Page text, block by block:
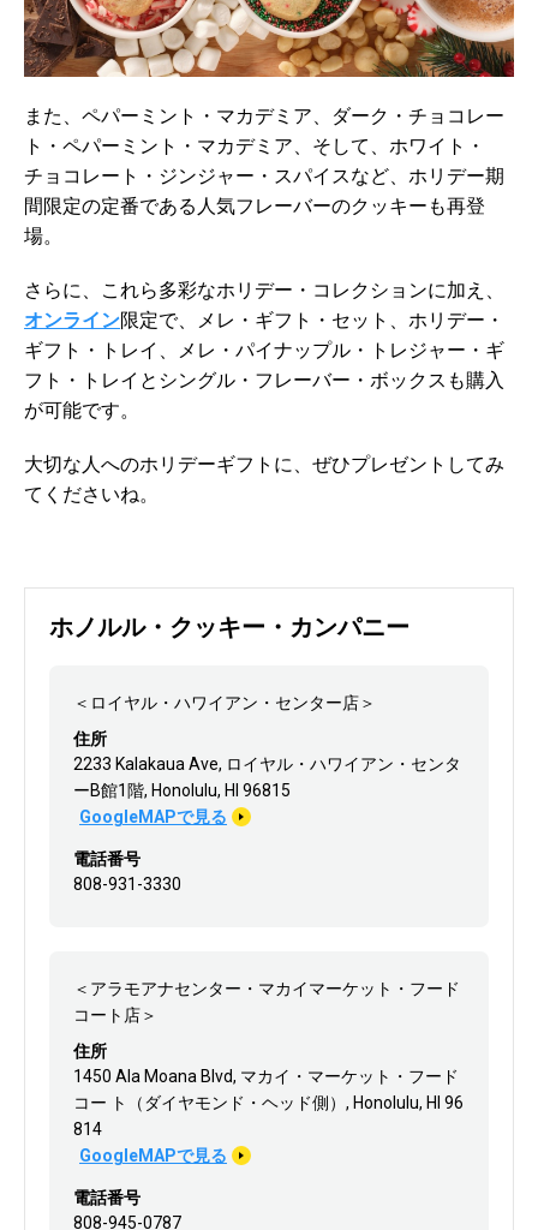
また、ペパーミント・マカデミア、ダーク・チョコレー
ト・ペパーミント・マカデミア、そして、ホワイト・
チョコレート・ジンジャー・スパイスなど、ホリデー期
間限定の定番である人気フレーバーのクッキーも再登
場。
さらに、これら多彩なホリデー・コレクションに加え、
オンライン限定で、メレ・ギフト・セット、ホリデー・
ギフト・トレイ、メレ・パイナップル・トレジャー・ギ
フト・トレイとシングル・フレーバー・ボックスも購入
が可能です。
大切な人へのホリデーギフトに、ぜひプレゼントしてみ
てくださいね。
ホノルル・クッキー・カンパニー
＜ロイヤル・ハワイアン・センター店＞
住所
2233 Kalakaua Ave, ロイヤル・ハワイアン・センタ
ーB館1階, Honolulu, HI 96815
GoogleMAPで見る
電話番号
808-931-3330
＜アラモアナセンター・マカイマーケット・フード
コート店＞
住所
1450 Ala Moana Blvd, マカイ・マーケット・フード
コー ト（ダイヤモンド・ヘッド側）, Honolulu, HI 96
814
GoogleMAPで見る
電話番号
808-945-0787